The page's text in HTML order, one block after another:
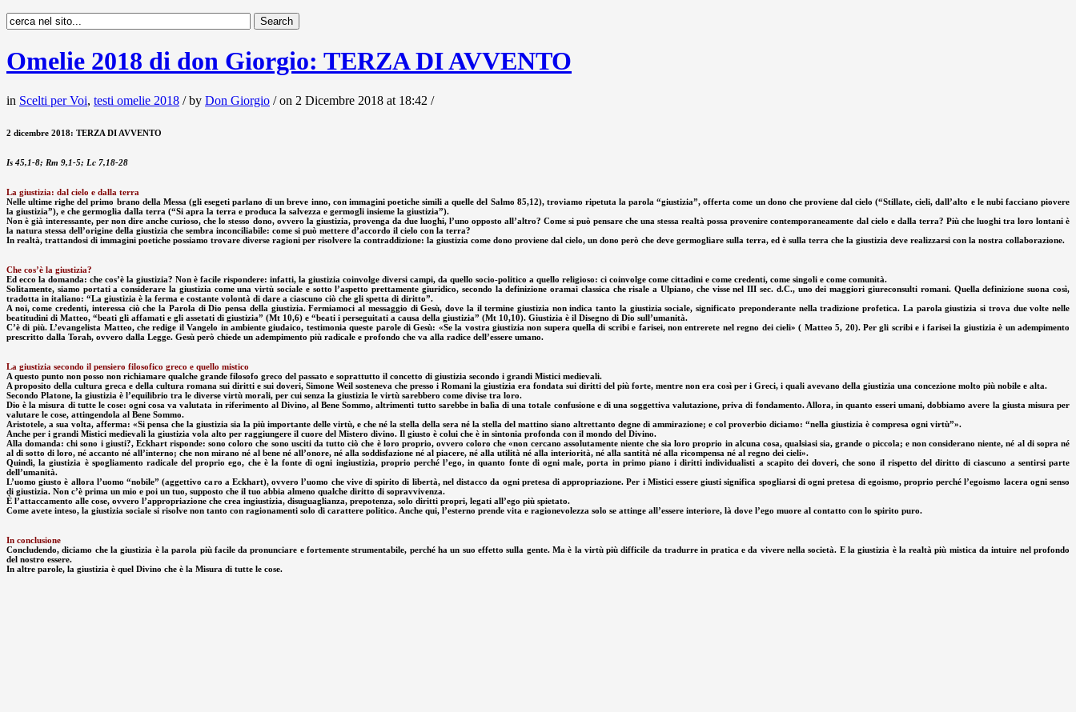
Omelie 2018 di don Giorgio: TERZA DI AVVENTO
in Scelti per Voi, testi omelie 2018 / by Don Giorgio / on 2 Dicembre 2018 at 18:42 /
2 dicembre 2018: TERZA DI AVVENTO
Is 45,1-8; Rm 9,1-5; Lc 7,18-28
La giustizia: dal cielo e dalla terra
Nelle ultime righe del primo brano della Messa (gli esegeti parlano di un breve inno, con immagini poetiche simili a quelle del Salmo 85,12), troviamo ripetuta la parola “giustizia”, offerta come un dono che proviene dal cielo (“Stillate, cieli, dall’alto e le nubi facciano piovere
la giustizia”), e che germoglia dalla terra (“Si apra la terra e produca la salvezza e germogli insieme la giustizia”).
Non è già interessante, per non dire anche curioso, che lo stesso dono, ovvero la giustizia, provenga da due luoghi, l’uno opposto all’altro? Come si può pensare che una stessa realtà possa provenire contemporaneamente dal cielo e dalla terra? Più che luoghi tra loro lontani è
la natura stessa dell’origine della giustizia che sembra inconciliabile: come si può mettere d’accordo il cielo con la terra?
In realtà, trattandosi di immagini poetiche possiamo trovare diverse ragioni per risolvere la contraddizione: la giustizia come dono proviene dal cielo, un dono però che deve germogliare sulla terra, ed è sulla terra che la giustizia deve realizzarsi con la nostra collaborazione.
Che cos’è la giustizia?
Ed ecco la domanda: che cos’è la giustizia? Non è facile rispondere: infatti, la giustizia coinvolge diversi campi, da quello socio-politico a quello religioso: ci coinvolge come cittadini e come credenti, come singoli e come comunità.
Solitamente, siamo portati a considerare la giustizia come una virtù sociale e sotto l’aspetto prettamente giuridico, secondo la definizione oramai classica che risale a Ulpiano, che visse nel III sec. d.C., uno dei maggiori giureconsulti romani. Quella definizione suona così,
tradotta in italiano: “La giustizia è la ferma e costante volontà di dare a ciascuno ciò che gli spetta di diritto”.
A noi, come credenti, interessa ciò che la Parola di Dio pensa della giustizia. Fermiamoci al messaggio di Gesù, dove la il termine giustizia non indica tanto la giustizia sociale, significato preponderante nella tradizione profetica. La parola giustizia si trova due volte nelle
beatitudini di Matteo, “beati gli affamati e gli assetati di giustizia” (Mt 10,6) e “beati i perseguitati a causa della giustizia” (Mt 10,10). Giustizia è il Disegno di Dio sull’umanità.
C’è di più. L’evangelista Matteo, che redige il Vangelo in ambiente giudaico, testimonia queste parole di Gesù: «Se la vostra giustizia non supera quella di scribi e farisei, non entrerete nel regno dei cieli» ( Matteo 5, 20). Per gli scribi e i farisei la giustizia è un adempimento
prescritto dalla Torah, ovvero dalla Legge. Gesù però chiede un adempimento più radicale e profondo che va alla radice dell’essere umano.
La giustizia secondo il pensiero filosofico greco e quello mistico
A questo punto non posso non richiamare qualche grande filosofo greco del passato e soprattutto il concetto di giustizia secondo i grandi Mistici medievali.
A proposito della cultura greca e della cultura romana sui diritti e sui doveri, Simone Weil sosteneva che presso i Romani la giustizia era fondata sui diritti del più forte, mentre non era così per i Greci, i quali avevano della giustizia una concezione molto più nobile e alta.
Secondo Platone, la giustizia è l’equilibrio tra le diverse virtù morali, per cui senza la giustizia le virtù sarebbero come divise tra loro.
Dio è la misura di tutte le cose: ogni cosa va valutata in riferimento al Divino, al Bene Sommo, altrimenti tutto sarebbe in balìa di una totale confusione e di una soggettiva valutazione, priva di fondamento. Allora, in quanto esseri umani, dobbiamo avere la giusta misura per
valutare le cose, attingendola al Bene Sommo.
Aristotele, a sua volta, afferma: «Si pensa che la giustizia sia la più importante delle virtù, e che né la stella della sera né la stella del mattino siano altrettanto degne di ammirazione; e col proverbio diciamo: “nella giustizia è compresa ogni virtù”».
Anche per i grandi Mistici medievali la giustizia vola alto per raggiungere il cuore del Mistero divino. Il giusto è colui che è in sintonia profonda con il mondo del Divino.
Alla domanda: chi sono i giusti?, Eckhart risponde: sono coloro che sono usciti da tutto ciò che è loro proprio, ovvero coloro che «non cercano assolutamente niente che sia loro proprio in alcuna cosa, qualsiasi sia, grande o piccola; e non considerano niente, né al di sopra né
al di sotto di loro, né accanto né all’interno; che non mirano né al bene né all’onore, né alla soddisfazione né al piacere, né alla utilità né alla interiorità, né alla santità né alla ricompensa né al regno dei cieli».
Quindi, la giustizia è spogliamento radicale del proprio ego, che è la fonte di ogni ingiustizia, proprio perché l’ego, in quanto fonte di ogni male, porta in primo piano i diritti individualisti a scapito dei doveri, che sono il rispetto del diritto di ciascuno a sentirsi parte
dell’umanità.
L’uomo giusto è allora l’uomo “nobile” (aggettivo caro a Eckhart), ovvero l’uomo che vive di spirito di libertà, nel distacco da ogni pretesa di appropriazione. Per i Mistici essere giusti significa spogliarsi di ogni pretesa di egoismo, proprio perché l’egoismo lacera ogni senso
di giustizia. Non c’è prima un mio e poi un tuo, supposto che il tuo abbia almeno qualche diritto di sopravvivenza.
È l’attaccamento alle cose, ovvero l’appropriazione che crea ingiustizia, disuguaglianza, prepotenza, solo diritti propri, legati all’ego più spietato.
Come avete inteso, la giustizia sociale si risolve non tanto con ragionamenti solo di carattere politico. Anche qui, l’esterno prende vita e ragionevolezza solo se attinge all’essere interiore, là dove l’ego muore al contatto con lo spirito puro.
In conclusione
Concludendo, diciamo che la giustizia è la parola più facile da pronunciare e fortemente strumentabile, perché ha un suo effetto sulla gente. Ma è la virtù più difficile da tradurre in pratica e da vivere nella società. E la giustizia è la realtà più mistica da intuire nel profondo
del nostro essere.
In altre parole, la giustizia è quel Divino che è la Misura di tutte le cose.